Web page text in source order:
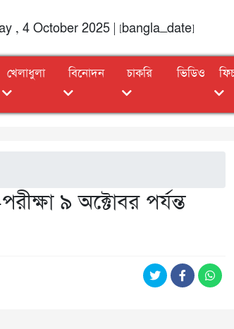
, 4 October 2025 | [bangla_date]
খেলাধুলা বিনোদন চাকরি ভিডিও
৯ অক্টোবর পর্যন্ত